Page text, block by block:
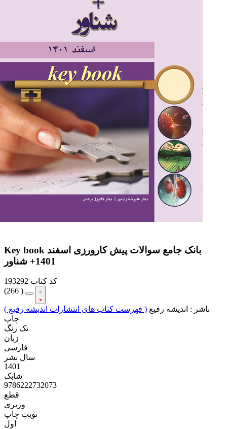
Key book بانک جامع سوالات پیش کارورزی اسفند
1401+ شناور
کد کتاب 193292
(266 )
ناشر : اندیشه رفیع ( فهرست کتاب های انتشارات اندیشه رفیع )
چاپ
تک رنگ
زبان
فارسی
سال نشر
1401
شابک
9786222732073
قطع
وزیری
نوبت چاپ
اول